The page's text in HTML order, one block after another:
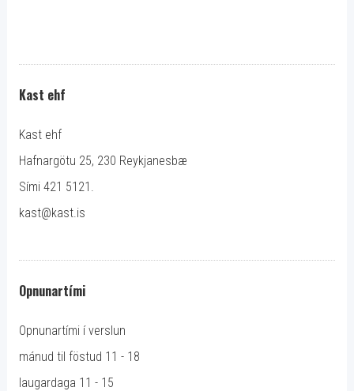
Kast ehf
Kast ehf
Hafnargötu 25, 230 Reykjanesbæ
Sími 421 5121.
kast@kast.is
Opnunartími
Opnunartími í verslun
mánud til föstud 11 - 18
laugardaga 11 - 15